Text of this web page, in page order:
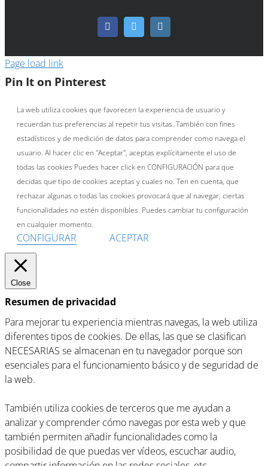
FacebookTwitter
Page load link
Pin It on Pinterest
La web utiliza cookies que favorecen la experiencia de usuario y
recuerdan tus preferencias al repetir tus visitas. También con fines
estadísticos y de medición de datos para comprender como navega el
usuario. Al hacer clic en "Aceptar", aceptas explícitamente el uso de
todas las cookies Puedes hacer click en CONFIGURACIÓN para que
decidas que tipo de cookies aceptas y cuales no. Ten en cuenta, que
rechazar algunas o todas las cookies provocará que al navegar, ciertas
funcionalidades no estén disponibles. Puedes cambiar tu configuración
en cualquier momento.
CONFIGURAR ACEPTAR
Close
Resumen de privacidad
Para mejorar tu experiencia mientras navegas, la web utiliza
diferentes tipos de cookies. De ellas, las que se clasifican
NECESARIAS se almacenan en tu navegador porque son
esenciales para el funcionamiento básico y de seguridad de
la web.
También utiliza cookies de terceros que me ayudan a
analizar y comprender cómo navegas por esta web y que
también permiten añadir funcionalidades como la
posibilidad de que puedas ver vídeos, escuchar audio,